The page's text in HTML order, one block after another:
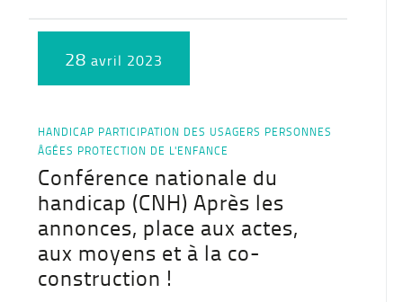
28 avril 2023
HANDICAP PARTICIPATION DES USAGERS PERSONNES
ÂGÉES PROTECTION DE L'ENFANCE
Conférence nationale du
handicap (CNH) Après les
annonces, place aux actes,
aux moyens et à la co-
construction !